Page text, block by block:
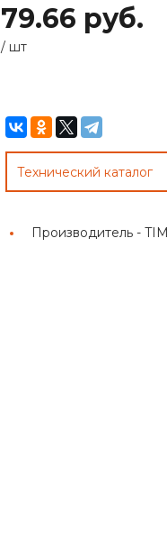
79.66 руб.
/ шт
Технический каталог
Производитель -